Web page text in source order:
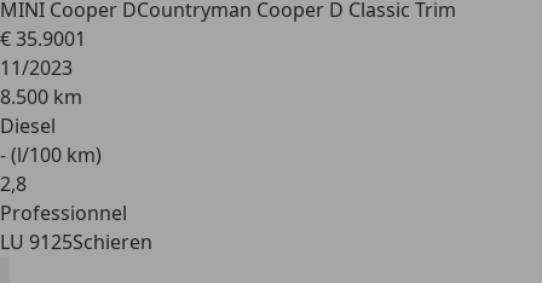
MINI Cooper DCountryman Cooper D Classic Trim
€ 35.9001
11/2023
8.500 km
Diesel
- (l/100 km)
2,8
Professionnel
LU 9125Schieren